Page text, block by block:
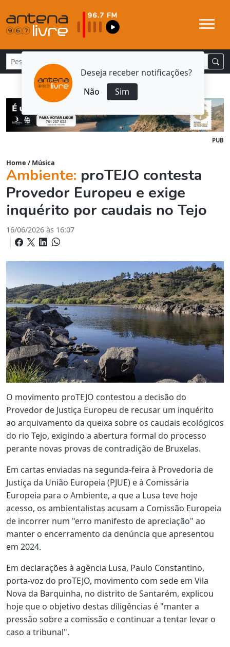
Deseja receber notificações?
Não
Sim
PUB
Home / Música
Ambiente: proTEJO contesta
Provedor Europeu e exige
inquérito por caudais no Tejo
16/06/2026 às 16:07
O movimento proTEJO contestou a decisão do
Provedor de Justiça Europeu de recusar um inquérito
ao arquivamento da queixa sobre os caudais ecológicos
do rio Tejo, exigindo a abertura formal do processo
perante novas provas de contradição de Bruxelas.
Em cartas enviadas na segunda-feira à Provedoria de
Justiça da União Europeia (PJUE) e à Comissária
Europeia para o Ambiente, a que a Lusa teve hoje
acesso, os ambientalistas acusam a Comissão Europeia
de incorrer num "erro manifesto de apreciação" ao
manter o encerramento da denúncia que apresentou
em 2024.
Em declarações à agência Lusa, Paulo Constantino,
porta-voz do proTEJO, movimento com sede em Vila
Nova da Barquinha, no distrito de Santarém, explicou
hoje que o objetivo destas diligências é "manter a
pressão sobre a comissão e continuar a tentar levar o
caso a tribunal".